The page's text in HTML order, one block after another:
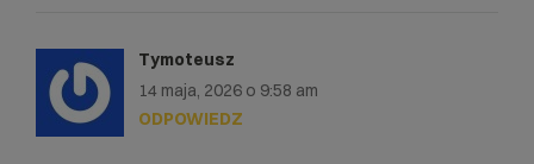
Tymoteusz
14 maja, 2026 o 9:58 am
ODPOWIEDZ